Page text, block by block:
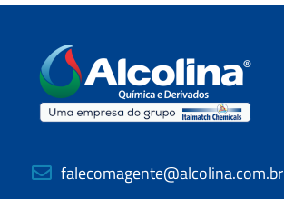
falecomagente@alcolina.com.br